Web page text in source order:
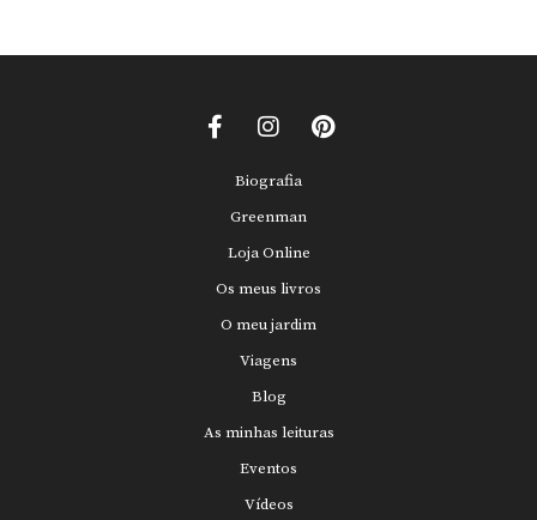
Biografia
Greenman
Loja Online
Os meus livros
O meu jardim
Viagens
Blog
As minhas leituras
Eventos
Vídeos